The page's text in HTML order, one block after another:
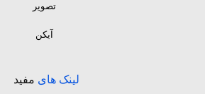
تصویر
آیکن
لینک های مفید